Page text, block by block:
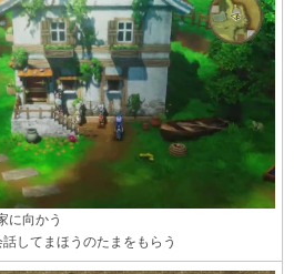
に向かう
してまほうのたまをもらう